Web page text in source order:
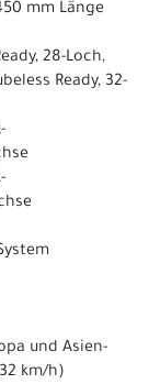
mm Länge
28-Loch,
Ready, 32-
und Asien-
km/h)